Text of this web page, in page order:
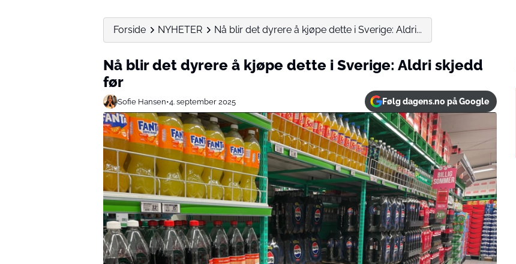
Forside NYHETER Nå blir det dyrere å kjøpe dette i Sverige: Aldri...
Nå blir det dyrere å kjøpe dette i Sverige: Aldri skjedd
før
Sofie Hansen•4. september 2025 Følg dagens.no på Google